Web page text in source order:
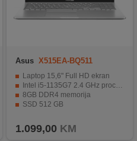
Asus X515EA-BQ511
Laptop 15,6" Full HD ekran
Intel i5-1135G7 2.4 GHz procesor
8GB DDR4 memorija
SSD 512 GB
1.099,00 KM